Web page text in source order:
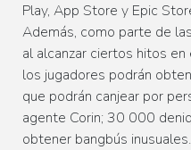
Play, App Store y Epic
Además, como parte de
al alcanzar ciertos hitos
los jugadores podrán
que podrán canjear por
agente Corin; 30 000
obtener bangbús